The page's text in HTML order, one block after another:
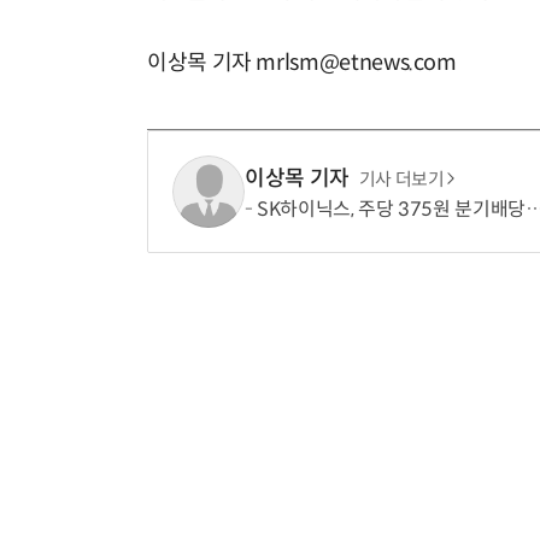
이상목 기자 mrlsm@etnews.com
이상목 기자 기사 더보기
SK하이닉스, 주당 375원 분기배당